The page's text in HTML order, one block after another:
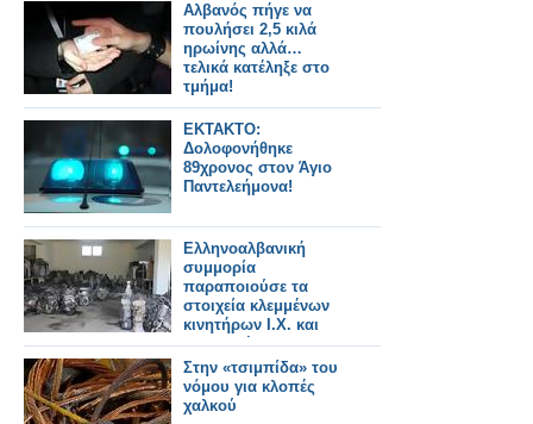
Αλβανός πήγε να
πουλήσει 2,5 κιλά
ηρωίνης αλλά…
τελικά κατέληξε στο
τμήμα!
ΕΚΤΑΚΤΟ:
Δολοφονήθηκε
89χρονος στον Άγιο
Παντελεήμονα!
Ελληνοαλβανική
συμμορία
παραποιούσε τα
στοιχεία κλεμμένων
κινητήρων Ι.Χ. και
στη συνέχεια τα
πουλούσε.
Στην «τσιμπίδα» του
νόμου για κλοπές
χαλκού